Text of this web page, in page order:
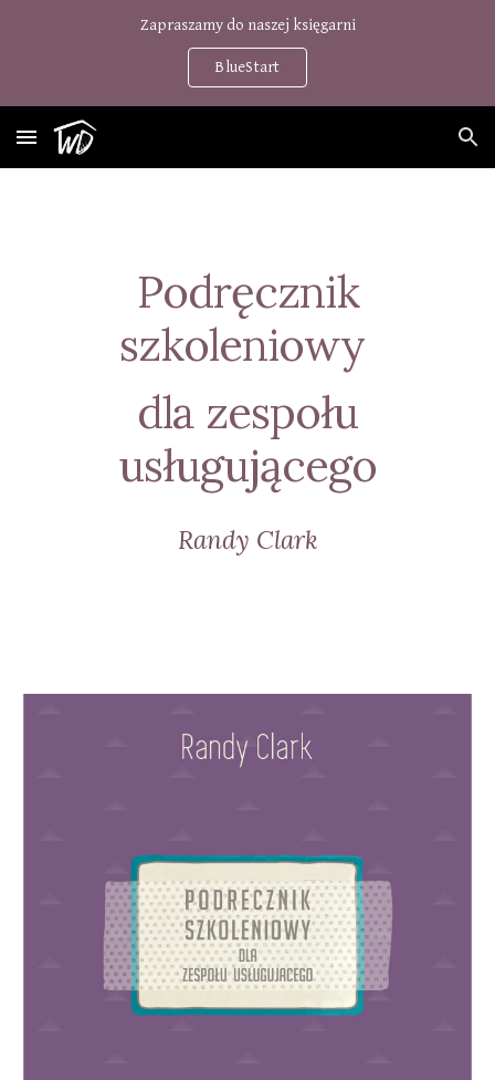
Zapraszamy do naszej księgarni
BlueStart
Podręcznik
szkoleniowy
dla zespołu
usługującego
Randy Clark